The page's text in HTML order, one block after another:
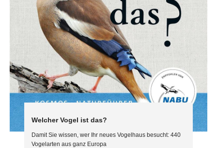
Welcher Vogel ist das?
Damit Sie wissen, wer Ihr neues Vogelhaus besucht: 440
Vogelarten aus ganz Europa